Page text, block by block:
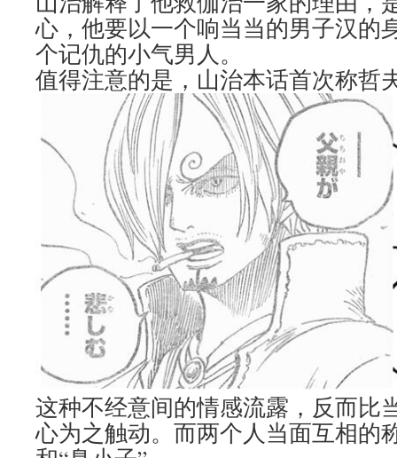
心，他要以一个响当当的男子汉的
个记仇的小气男人。
值得注意的是，山治本话首次称哲
这种不经意间的情感流露，反而比
心为之触动。而两个人当面互相的